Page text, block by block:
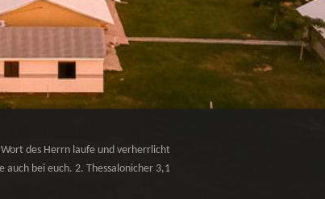
des Herrn laufe und verherrlicht
auch bei euch. 2. Thessalonicher 3,1